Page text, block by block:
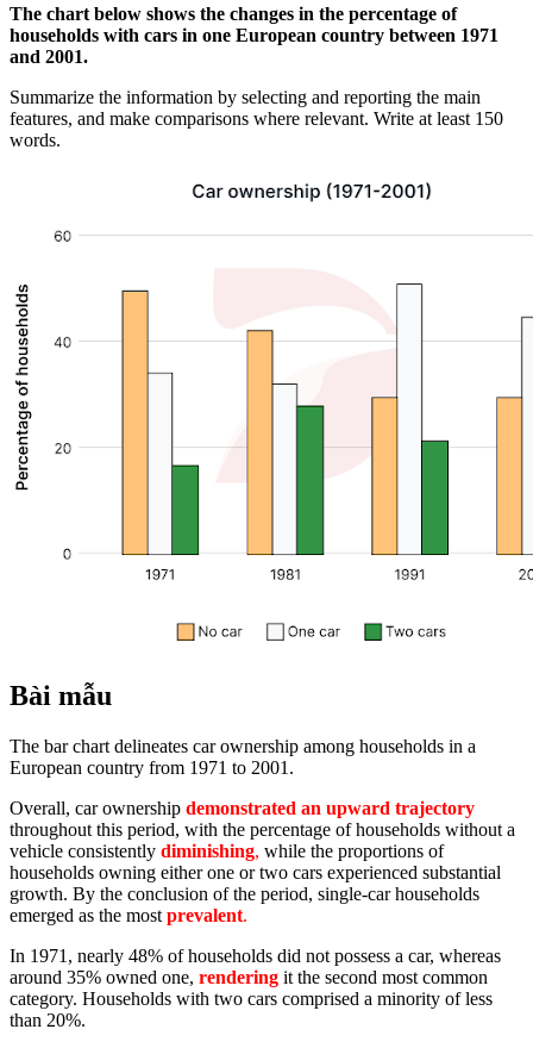
The chart below shows the changes in the percentage of
households with cars in one European country between 1971
and 2001.
Summarize the information by selecting and reporting the main
features, and make comparisons where relevant. Write at least 150
words.
Bài mẫu
The bar chart delineates car ownership among households in a
European country from 1971 to 2001.
Overall, car ownership demonstrated an upward trajectory
throughout this period, with the percentage of households without a
vehicle consistently diminishing, while the proportions of
households owning either one or two cars experienced substantial
growth. By the conclusion of the period, single-car households
emerged as the most prevalent.
In 1971, nearly 48% of households did not possess a car, whereas
around 35% owned one, rendering it the second most common
category. Households with two cars comprised a minority of less
than 20%.